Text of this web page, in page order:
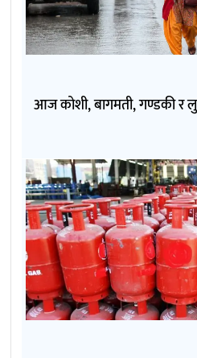
आज कोशी, बागमती, गण्डकी र